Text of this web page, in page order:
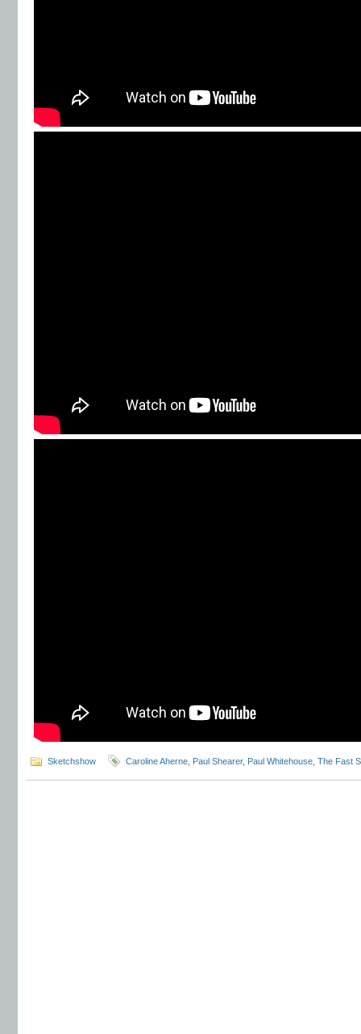
Sketchshow Caroline Aherne Paul Shearer, Paul Whitehouse The Fast